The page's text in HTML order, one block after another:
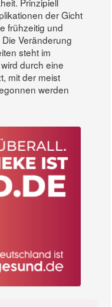
der Gicht
frühzeitig und
Veränderung
steht im
durch eine
mit der meist
werden